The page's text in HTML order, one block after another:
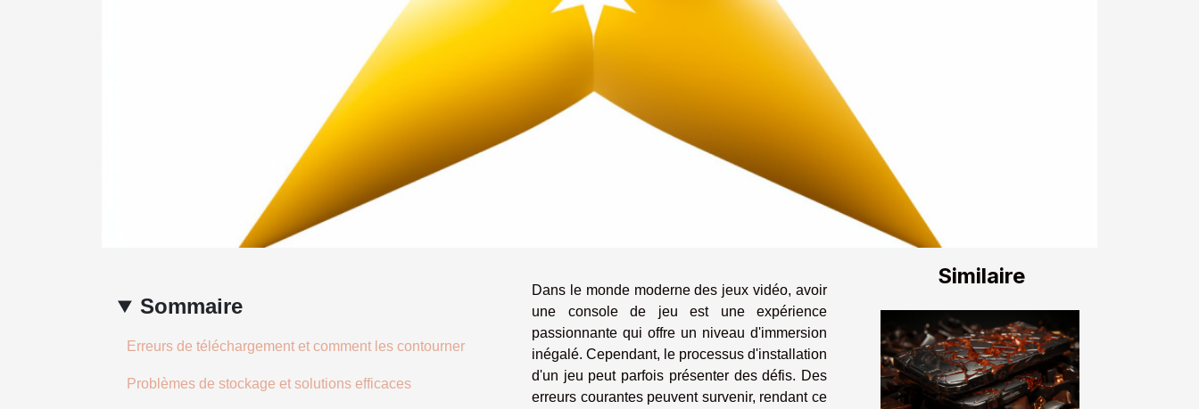
Sommaire
Erreurs de téléchargement et comment les contourner
Problèmes de stockage et solutions efficaces
Dans le monde moderne des jeux vidéo, avoir
une console de jeu est une expérience
passionnante qui offre un niveau d'immersion
inégalé. Cependant, le processus d'installation
d'un jeu peut parfois présenter des défis. Des
erreurs courantes peuvent survenir, rendant ce
Similaire